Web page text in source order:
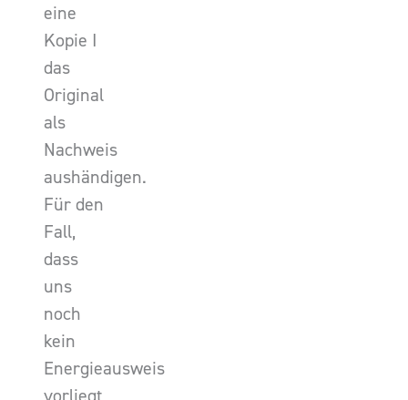
eine
Kopie I
das
Original
als
Nachweis
aushändigen.
Für den
Fall,
dass
uns
noch
kein
Energieausweis